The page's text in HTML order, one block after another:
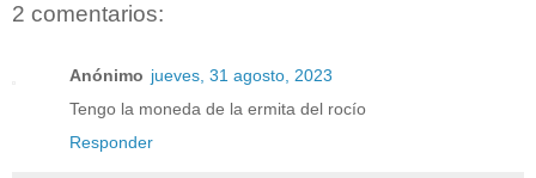
2 comentarios:
Anónimo jueves, 31 agosto, 2023
Tengo la moneda de la ermita del rocío
Responder